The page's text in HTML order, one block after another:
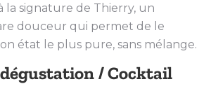
la signature de Thierry, un
douceur qui permet de le
état le plus pure, sans mélange.
/ Cocktail